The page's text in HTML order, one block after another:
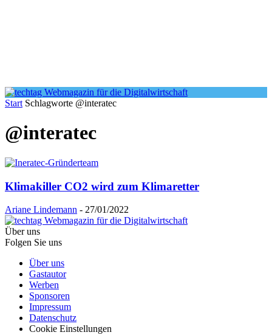
Start Schlagworte @interatec
@interatec
Klimakiller CO2 wird zum Klimaretter
Ariane Lindemann - 27/01/2022
Über uns
Folgen Sie uns
Über uns
Gastautor
Werben
Sponsoren
Impressum
Datenschutz
Cookie Einstellungen